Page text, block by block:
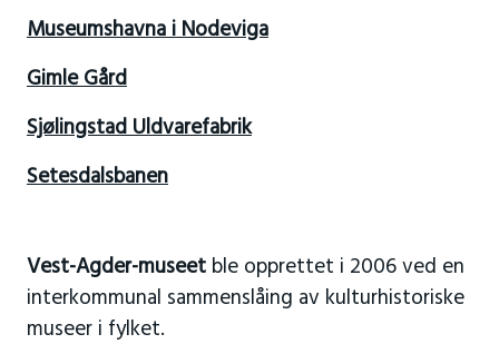
Museumshavna i Nodeviga
Gimle Gård
Sjølingstad Uldvarefabrik
Setesdalsbanen
Vest-Agder-museetble opprettet i 2006 ved en
interkommunal sammenslåing av kulturhistoriske
museer i fylket.